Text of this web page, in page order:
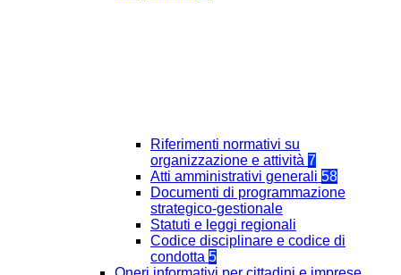
Riferimenti normativi su
organizzazione e attività 7
Atti amministrativi generali 58
Documenti di programmazione
strategico-gestionale
Statuti e leggi regionali
Codice disciplinare e codice di
condotta 5